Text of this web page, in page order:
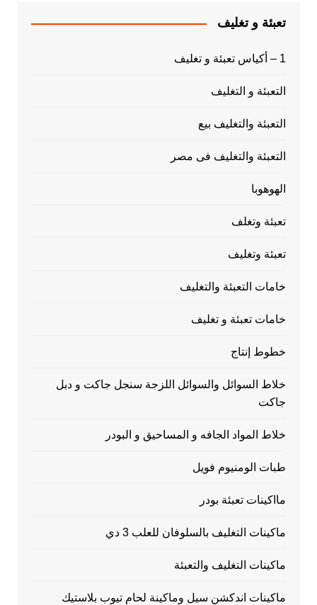
تعبئة و تغليف
1 – أكياس تعبئة و تغليف
التعبئة و التغليف
التعبئة والتغليف بيع
التعبئة والتغليف فى مصر
الهوهوبا
تعبئة وتغلف
تعبئة وتغليف
خامات التعبئة والتغليف
خامات تعبئة و تغليف
خطوط إنتاج
خلاط السوائل والسوائل اللزجة سنجل جاكت و دبل
جاكت
خلاط المواد الجافه و المساحيق و البودر
طبات الومنيوم فويل
مااكينات تعبئة بودر
ماكينات التغليف بالسلوفان للعلب 3 دي
ماكينات التغليف والتعبئة
ماكينات اندكشن سيل وماكينة لحام تيوب بلاستيك